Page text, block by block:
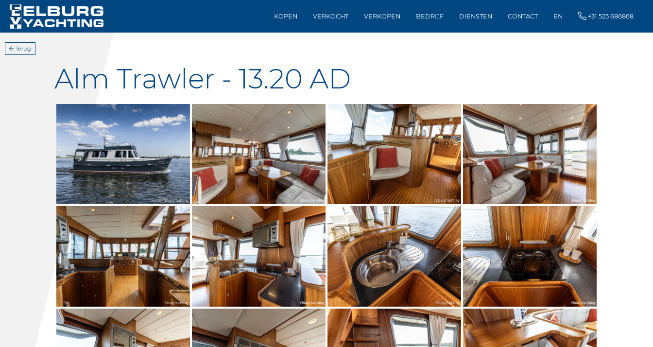
KOPEN VERKOCHT VERKOPEN BEDRIJF DIENSTEN CONTACT EN +31 525 686868
Terug
Alm Trawler - 13.20 AD